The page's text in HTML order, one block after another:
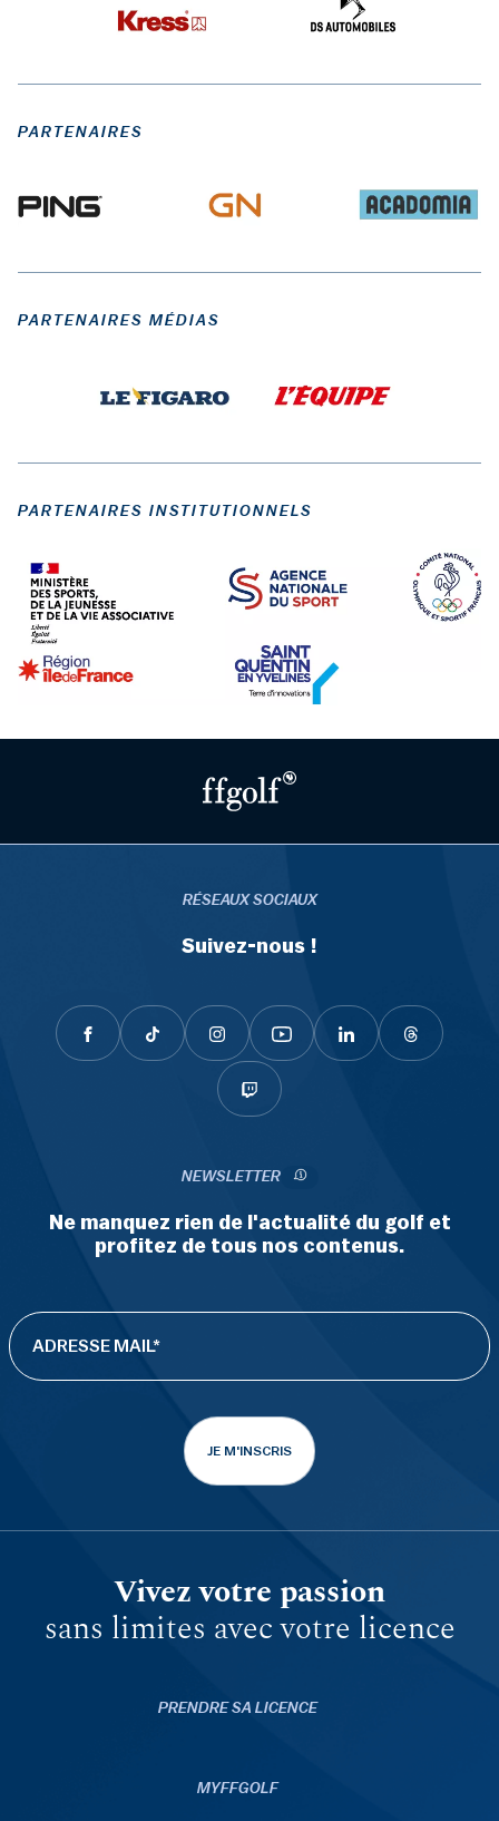
PARTENAIRES
PARTENAIRES MÉDIAS
PARTENAIRES INSTITUTIONNELS
RÉSEAUX SOCIAUX
Suivez-nous !
NEWSLETTER
Ne manquez rien de l'actualité du golf et
profitez de tous nos contenus.
JE M'INSCRIS
Vivez votre passion
sans limites avec votre licence
PRENDRE SA LICENCE
MYFFGOLF